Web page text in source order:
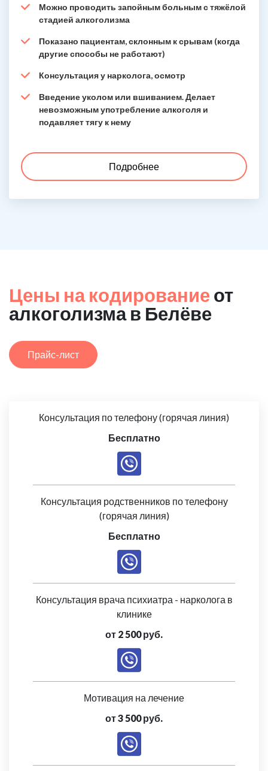
Можно проводить запойным больным с тяжёлой
стадией алкоголизма
Показано пациентам, склонным к срывам (когда
другие способы не работают)
Консультация у нарколога, осмотр
Введение уколом или вшиванием. Делает
невозможным употребление алкоголя и
подавляет тягу к нему
Подробнее
Цены на кодирование от
алкоголизма в Белёве
Прайс-лист
Консультация по телефону (горячая линия)
Бесплатно
Консультация родственников по телефону
(горячая линия)
Бесплатно
Консультация врача психиатра - нарколога в
клинике
от 2 500 руб.
Мотивация на лечение
от 3 500 руб.